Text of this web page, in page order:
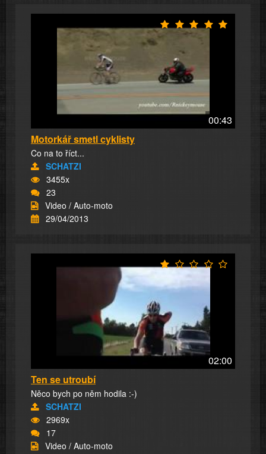
00:43
Motorkář smetl cyklisty
Co na to říct...
SCHATZI
3455x
23
Video / Auto-moto
29/04/2013
02:00
Ten se utroubí
Něco bych po něm hodila :-)
SCHATZI
2969x
17
Video / Auto-moto